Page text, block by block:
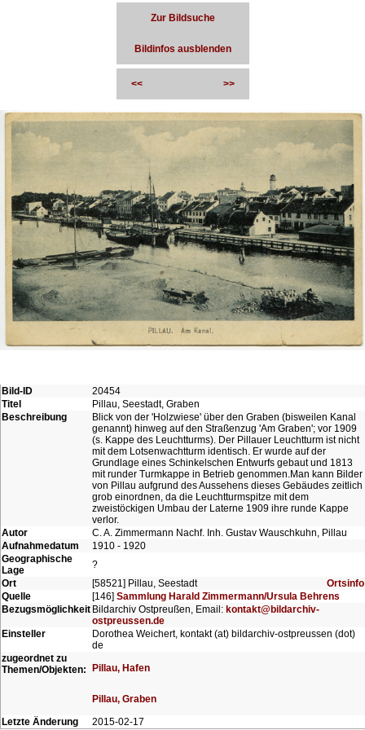
Zur Bildsuche
Bildinfos ausblenden
<< >>
Bild-ID
20454
Titel
Pillau, Seestadt, Graben
Beschreibung
Blick von der 'Holzwiese' über den Graben (bisweilen Kanal
genannt) hinweg auf den Straßenzug 'Am Graben'; vor 1909
(s. Kappe des Leuchtturms). Der Pillauer Leuchtturm ist nicht
mit dem Lotsenwachtturm identisch. Er wurde auf der
Grundlage eines Schinkelschen Entwurfs gebaut und 1813
mit runder Turmkappe in Betrieb genommen.Man kann Bilder
von Pillau aufgrund des Aussehens dieses Gebäudes zeitlich
grob einordnen, da die Leuchtturmspitze mit dem
zweistöckigen Umbau der Laterne 1909 ihre runde Kappe
verlor.
Autor
C. A. Zimmermann Nachf. Inh. Gustav Wauschkuhn, Pillau
Aufnahmedatum
1910 - 1920
Geographische
Lage
?
Ort
[58521] Pillau, Seestadt
Ortsinfo
Quelle
[146] Sammlung Harald Zimmermann/Ursula Behrens
Bezugsmöglichkeit Bildarchiv Ostpreußen, Email: kontakt@bildarchiv-
ostpreussen.de
Einsteller
Dorothea Weichert, kontakt (at) bildarchiv-ostpreussen (dot)
de
zugeordnet zu
Themen/Objekten:
Pillau, Hafen
Pillau, Graben
Letzte Änderung
2015-02-17